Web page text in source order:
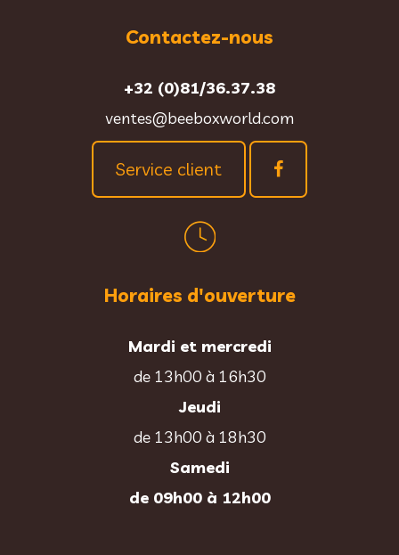
Contactez-nous
+32 (0)81/36.37.38
ventes@beeboxworld.com
Service client
Horaires d'ouverture
Mardi et mercredi
de 13h00 à 16h30
Jeudi
de 13h00 à 18h30
Samedi
de 09h00 à 12h00